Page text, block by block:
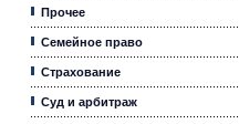
Прочее
Семейное право
Страхование
Суд и арбитраж